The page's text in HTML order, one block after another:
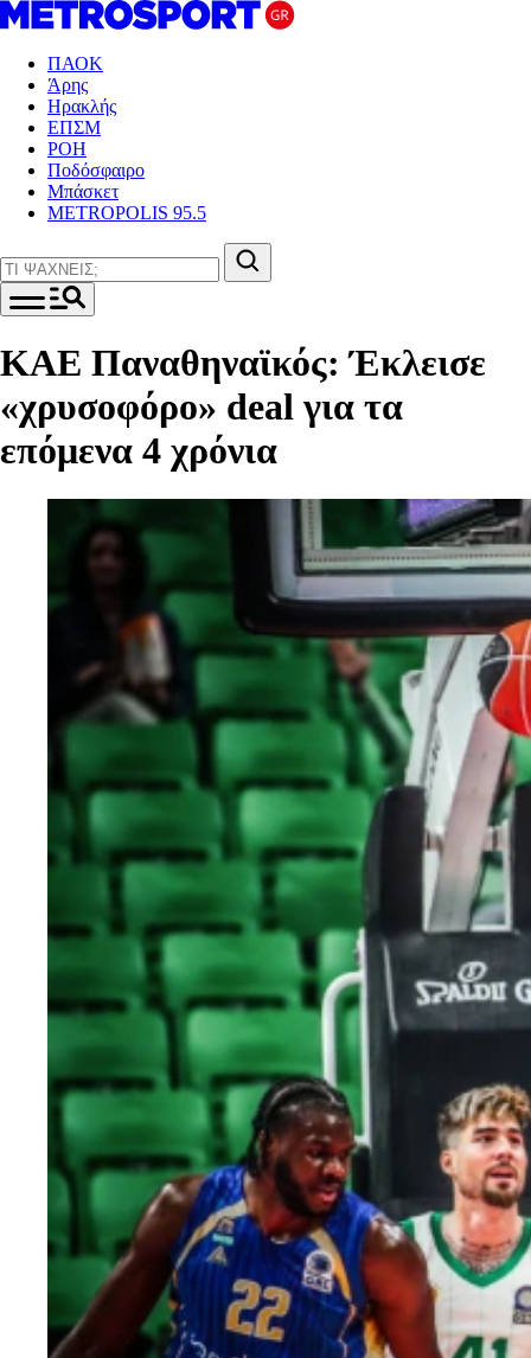
ΠΑΟΚ
Άρης
Ηρακλής
ΕΠΣΜ
ΡΟΗ
Ποδόσφαιρο
Μπάσκετ
METROPOLIS 95.5
ΚΑΕ Παναθηναϊκός: Έκλεισε
«χρυσοφόρο» deal για τα
επόμενα 4 χρόνια